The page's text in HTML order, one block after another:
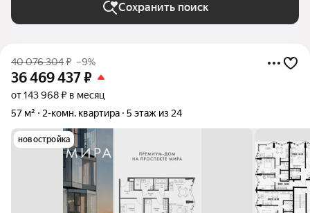
Сохранить поиск
40 076 304₽ –9%
36 469 437₽
от 143 968 ₽ в месяц
57 м²
2-комн. квартира 5 этаж из 24
новостройка